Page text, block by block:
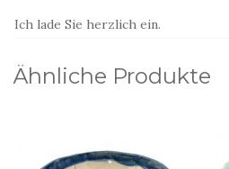
Ich lade Sie herzlich ein.
Ähnliche Produkte